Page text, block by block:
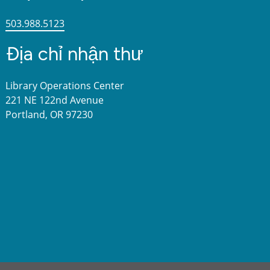
503.988.5123
Địa chỉ nhận thư
Library Operations Center
221 NE 122nd Avenue
Portland, OR 97230